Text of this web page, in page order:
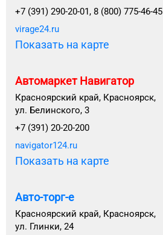
+7 (391) 290-20-01, 8 (800) 775-46-45
virage24.ru
Показать на карте
Автомаркет Навигатор
Красноярский край, Красноярск,
ул. Белинского, 3
+7 (391) 20-20-200
navigator124.ru
Показать на карте
Авто-торг-е
Красноярский край, Красноярск,
ул. Глинки, 24